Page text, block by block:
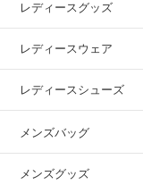
レディースグッズ
レディースウェア
レディースシューズ
メンズバッグ
メンズグッズ